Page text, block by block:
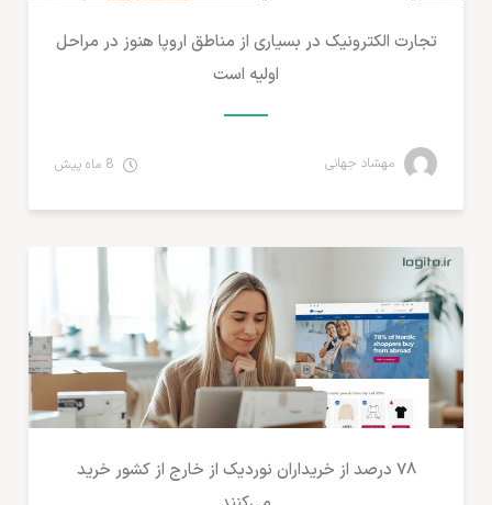
تجارت الکترونیک در بسیاری از مناطق اروپا هنوز در مراحل
اولیه است
مهشاد جهانی
آمارهای تجارت الکترونیک
۷۸ درصد از خریداران نوردیک از خارج از کشور خرید